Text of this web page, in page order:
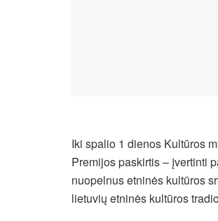
Iki spalio 1 dienos Kultūros
Premijos paskirtis – įvertinti
nuopelnus etninės kultūros
lietuvių etninės kultūros